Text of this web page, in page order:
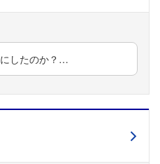
したのか？…